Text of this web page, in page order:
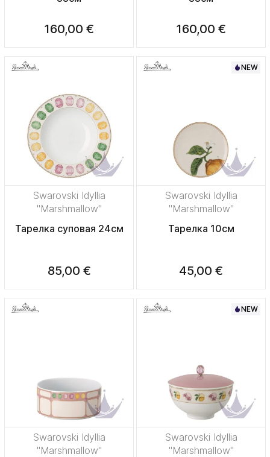
160,00 € 160,00 €
Swarovski Idyllia
"Marshmallow"
Тарелка суповая 24см
85,00 €
NEW
Swarovski Idyllia
"Marshmallow"
Тарелка 10см
45,00 €
Swarovski Idyllia
"Marshmallow"
NEW
Swarovski Idyllia
"Marshmallow"